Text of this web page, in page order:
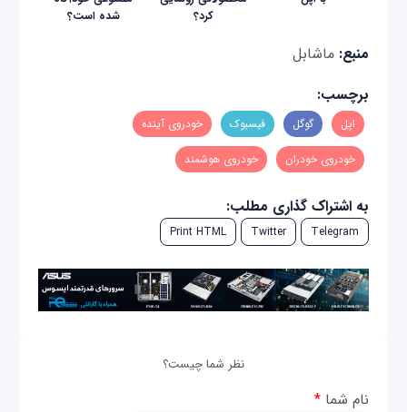
کرد؟
شده است؟
منبع:ماشابل
برچسب:
اپل گوگل فیسبوک خودروی آینده
خودروی خودران خودروی هوشمند
به اشتراک گذاری مطلب:
Telegram
Twitter
Print HTML
نظر شما چیست؟
نام شما*